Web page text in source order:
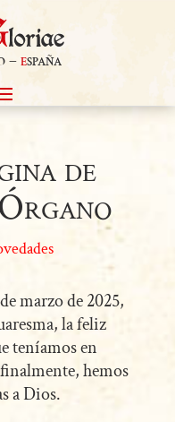
–españa
de
marzo de 2025,
la feliz
teníamos en
hemos
a Dios.